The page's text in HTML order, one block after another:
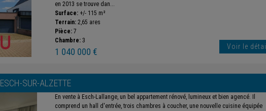
en 2013 se trouve dan...
Surface: +/- 115 m²
Terrain: 2,65 ares
Pièce: 7
Chambre: 3
1 040 000 € Voir le détail
ESCH-SUR-ALZETTE
En vente à Esch-Lallange, un bel appartement rénové, lumineux et bien agencé. Il
comprend un hall d'entrée, trois chambres à coucher, une nouvelle cuisine équipée